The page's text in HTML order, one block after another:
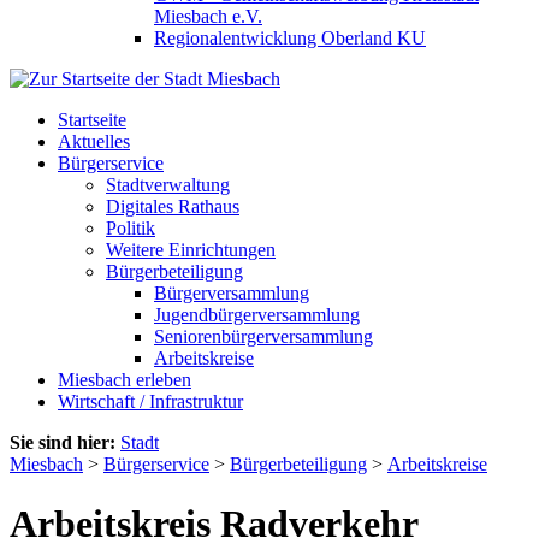
Miesbach e.V.
Regionalentwicklung Oberland KU
Startseite
Aktuelles
Bürgerservice
Stadtverwaltung
Digitales Rathaus
Politik
Weitere Einrichtungen
Bürgerbeteiligung
Bürgerversammlung
Jugendbürgerversammlung
Seniorenbürgerversammlung
Arbeitskreise
Miesbach erleben
Wirtschaft / Infrastruktur
Sie sind hier: Stadt
Miesbach > Bürgerservice > Bürgerbeteiligung > Arbeitskreise
Arbeitskreis Radverkehr